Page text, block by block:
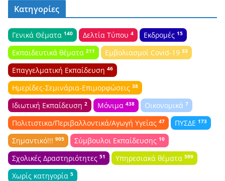
Κατηγορίες
Γενικά Θέματα 140 Δελτία Τύπου 4 Εκδρομές 15
Εκπαιδευτικά θέματα 211 Εμβολιασμοί Covid-19 33
Επαγγελματική Εκπαίδευση 46
Ημερίδες-Σεμινάρια-Επιμορφώσεις 38
Ιδιωτική Εκπαίδευση 2 Μόνιμα 438 Οικονομικά 7
Πολιτιστικα/Περιβαλλοντικά/Αγωγή Υγείας 47 ΠΥΣΔΕ 173
Σημαντικό!!! 905 Σύμβουλοι Εκπαίδευσης 10
Σχολικές Δραστηριότητες 51 Υπηρεσιακά θέματα 599
Χωρίς κατηγορία 5